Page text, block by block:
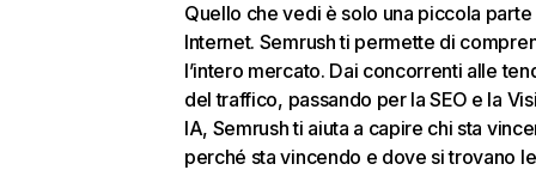
Quello che vedi è solo una piccola parte
Internet. Semrush ti permette di
l’intero mercato. Dai concorrenti alle
del traffico, passando per la SEO e la
IA, Semrush ti aiuta a capire chi sta
perché sta vincendo e dove si trovano